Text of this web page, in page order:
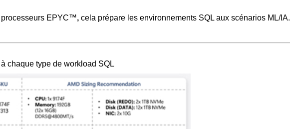
processeurs EPYC™, cela prépare les environnements SQL aux scénarios ML/IA.
chaque type de workload SQL